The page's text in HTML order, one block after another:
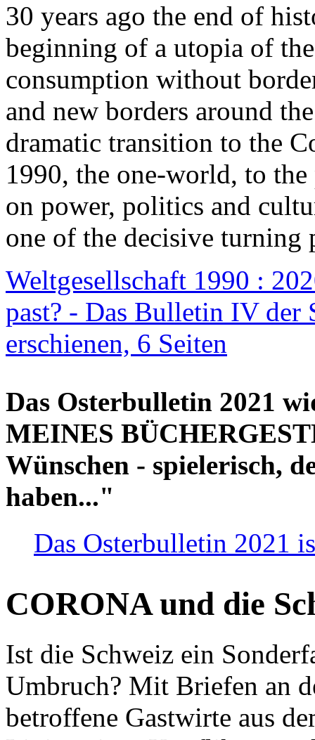
30 years ago the end of
beginning of a utopia of
consumption without
and new borders around
dramatic transition to the
1990, the one-world, to the
on power, politics and
one of the decisive turning
Weltgesellschaft 1990 :
past? - Das Bulletin IV der
erschienen, 6 Seiten
Das Osterbulletin 2021
MEINES
Wünschen - spielerisch,
haben..."
Das Osterbulletin 2021
CORONA und die
Ist die Schweiz ein
Umbruch? Mit Briefen an
betroffene Gastwirte aus